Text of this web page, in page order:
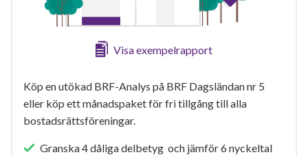
Visa exempelrapport
Köp en utökad BRF-Analys på BRF Dagsländan nr 5
eller köp ett månadspaket för fri tillgång till alla
bostadsrättsföreningar.
Granska 4 dåliga delbetyg och jämför 6 nyckeltal